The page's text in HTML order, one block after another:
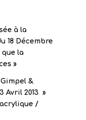
à la
18 Décembre
que la
»
&
Avril 2013 »
/